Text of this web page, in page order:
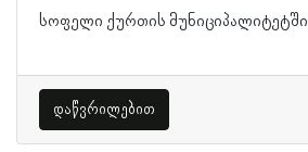
სოფელი ქურთის მუნიციპალიტეტში
დაწვრილებით